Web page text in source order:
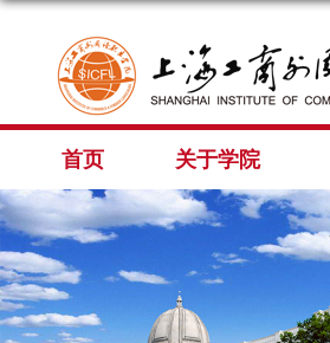
首页 关于学院